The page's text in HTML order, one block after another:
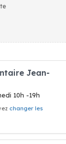
Jean-
10h -19h
changer les